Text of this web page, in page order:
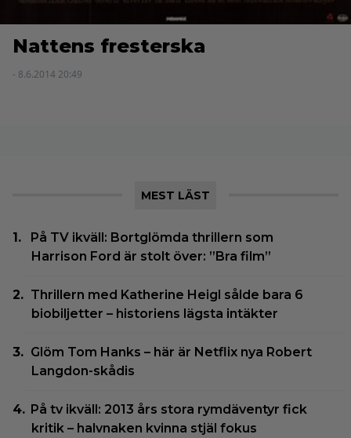
Nattens fresterska
- 8.6.2014 20:49
MEST LÄST
På TV ikväll: Bortglömda thrillern som
Harrison Ford är stolt över: ”Bra film”
Thrillern med Katherine Heigl sålde bara 6
biobiljetter – historiens lägsta intäkter
Glöm Tom Hanks – här är Netflix nya Robert
Langdon-skådis
På tv ikväll: 2013 års stora rymdäventyr fick
kritik – halvnaken kvinna stjäl fokus